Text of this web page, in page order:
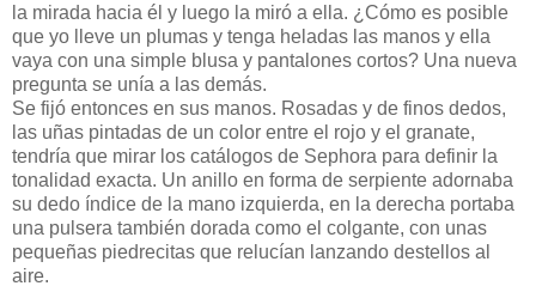
la mirada hacia él y luego la miró a ella. ¿Cómo es posible
que yo lleve un plumas y tenga heladas las manos y ella
vaya con una simple blusa y pantalones cortos? Una nueva
pregunta se unía a las demás.
Se fijó entonces en sus manos. Rosadas y de finos dedos,
las uñas pintadas de un color entre el rojo y el granate,
tendría que mirar los catálogos de Sephora para definir la
tonalidad exacta. Un anillo en forma de serpiente adornaba
su dedo índice de la mano izquierda, en la derecha portaba
una pulsera también dorada como el colgante, con unas
pequeñas piedrecitas que relucían lanzando destellos al
aire.